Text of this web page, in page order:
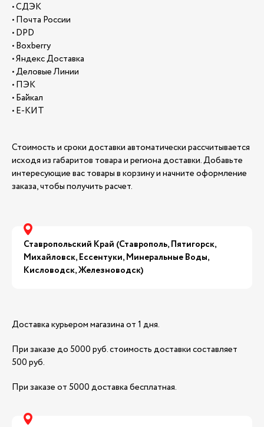
• СДЭК
• Почта России
• DPD
• Boxberry
• Яндекс Доставка
• Деловые Линии
• ПЭК
• Байкал
• Е-КИТ
Стоимость и сроки доставки автоматически рассчитывается
исходя из габаритов товара и региона доставки. Добавьте
интересующие вас товары в корзину и начните оформление
заказа, чтобы получить расчет.
Ставропольский Край (Ставрополь, Пятигорск,
Михайловск, Ессентуки, Минеральные Воды,
Кисловодск, Железноводск)
Доставка курьером магазина от 1 дня.
При заказе до 5000 руб. стоимость доставки составляет
500 руб.
При заказе от 5000 доставка бесплатная.